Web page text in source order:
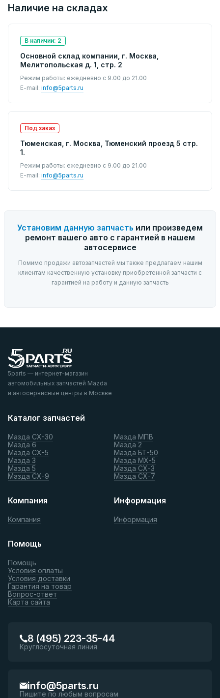
Наличие на складах
В наличии: 2
Основной склад компании, г. Москва,
Мелитопольская д. 1, стр. 2
Режим работы: ежедневно с 9.00 до 21.00
E-mail: info@5parts.ru
Под заказ
Тюменская, г. Москва, Тюменский проезд 5 стр.
1.
Режим работы: ежедневно с 9.00 до 21.00
E-mail: info@5parts.ru
Установим данную запчасть или произведем
ремонт вашего авто с гарантией в нашем
автосервисе
Помимо продажи автозапчастей мы также предлагаем нашим
клиентам качественную установку приобретенной запчасти с
гарантией на работу и данную запчасть
5parts — интернет-магазин
автомобильных запчастей Mazda
и автосервисные центры в Москве
Каталог запчастей
Мазда СХ-30
Мазда 6
Мазда СХ-5
Мазда 3
Мазда 5
Мазда СХ-9
Мазда МПВ
Мазда 2
Мазда БТ-50
Мазда МХ-5
Мазда СХ-3
Мазда СХ-7
Компания
Компания
Информация
Информация
Помощь
Помощь
Условия оплаты
Условия доставки
Гарантия на товар
Вопрос-ответ
Карта сайта
8 (495) 223-35-44
Круглосуточная линия
info@5parts.ru
Пишите по любым вопросам